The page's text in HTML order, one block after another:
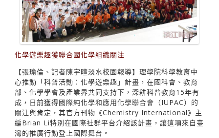
化學遊樂趣獲聯合國化學組織關注
【張瑜倫、記者陳宇暄淡水校園報導】理學院科學教育中
心推動「科普活動：化學遊樂趣」計畫，在國科會、教育
部、化學學會及產業界共同支持下，深耕科普教育15年有
成，日前獲得國際純化學和應用化學聯合會（IUPAC）的
關注與肯定，其官方刊物《Chemistry International》主
編Brian Li特別在國際社群平台介紹該計畫，讓這項來自臺
灣的推廣行動登上國際舞台。